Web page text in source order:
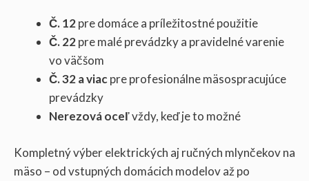
Č. 12pre domáce a príležitostné použitie
Č. 22pre malé prevádzky a pravidelné varenie
vo väčšom
Č. 32 a viacpre profesionálne mäsospracujúce
prevádzky
Nerezová oceľvždy, keď je to možné
Kompletný výber elektrických aj ručných mlynčekov na
mäso – od vstupných domácich modelov až po